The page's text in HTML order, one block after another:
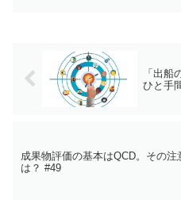
「出船
ひと手
成果物評価の基本はQCD。その注
は？ #49